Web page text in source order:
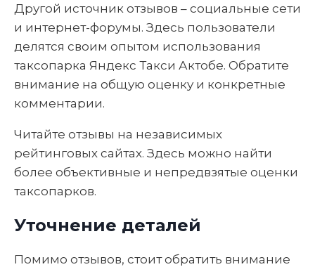
Другой источник отзывов – социальные сети
и интернет-форумы. Здесь пользователи
делятся своим опытом использования
таксопарка Яндекс Такси Актобе. Обратите
внимание на общую оценку и конкретные
комментарии.
Читайте отзывы на независимых
рейтинговых сайтах. Здесь можно найти
более объективные и непредвзятые оценки
таксопарков.
Уточнение деталей
Помимо отзывов, стоит обратить внимание